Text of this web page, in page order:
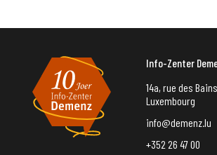
Info-Zenter
14a, rue des Bains
Luxembourg
info@demenz.lu
+352 26 47 00